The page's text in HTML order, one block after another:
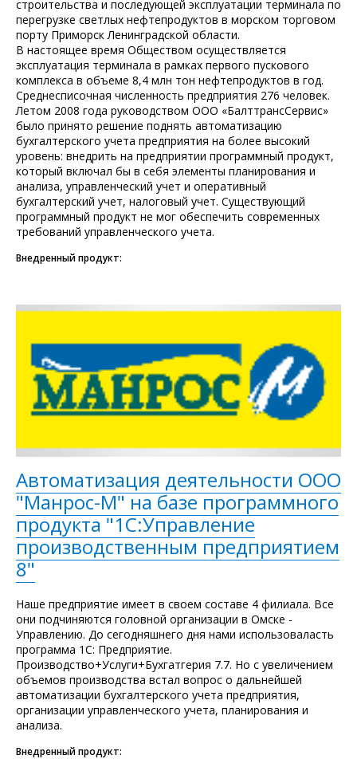
строительства и последующей эксплуатации терминала по
перегрузке светлых нефтепродуктов в морском торговом
порту Приморск Ленинградской области.
В настоящее время Обществом осуществляется
эксплуатация терминала в рамках первого пускового
комплекса в объеме 8,4 млн тон нефтепродуктов в год.
Среднесписочная численность предприятия 276 человек.
Летом 2008 года руководством ООО «БалттрансСервис»
было принято решение поднять автоматизацию
бухгалтерского учета предприятия на более высокий
уровень: внедрить на предприятии программный продукт,
который включал бы в себя элементы планирования и
анализа, управленческий учет и оперативный
бухгалтерский учет, налоговый учет. Существующий
программный продукт не мог обеспечить современных
требований управленческого учета.
Внедренный продукт:
Автоматизация деятельности ООО
"Манрос-М" на базе программного
продукта "1С:Управление
производственным предприятием
8"
Наше предприятие имеет в своем составе 4 филиала. Все
они подчиняются головной организации в Омске -
Управлению. До сегодняшнего дня нами использоваласть
программа 1С: Предприятие.
Производство+Услуги+Бухгатгерия 7.7. Но с увеличением
объемов производства встал вопрос о дальнейшей
автоматизации бухгалтерского учета предприятия,
организации управленческого учета, планирования и
анализа.
Внедренный продукт: